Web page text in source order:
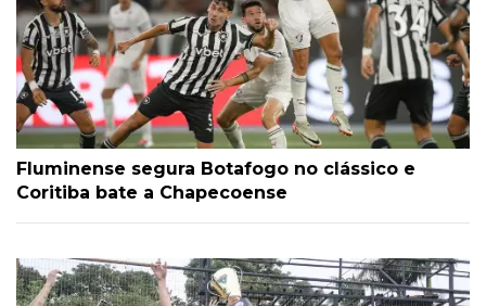
Fluminense segura Botafogo no clássico e
Coritiba bate a Chapecoense